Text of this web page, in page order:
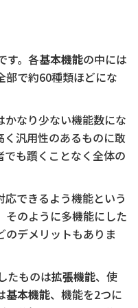
す。各基本機能の中には
部で約60種類ほどにな
かなり少ない機能数にな
く汎用性のあるものに敢
も躓くことなく全体の
できるよう機能という
そのように多機能にした
のデメリットもありま
たものは拡張機能、使
基本機能、機能を2つに